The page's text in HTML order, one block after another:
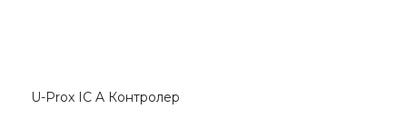
U-Prox IC A Контролер